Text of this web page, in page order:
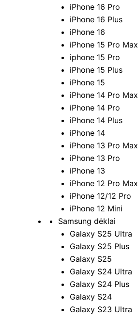
iPhone 16 Pro
iPhone 16 Plus
iPhone 16
iPhone 15 Pro Max
iphone 15 Pro
iPhone 15 Plus
iPhone 15
iPhone 14 Pro Max
iPhone 14 Pro
iPhone 14 Plus
iPhone 14
iPhone 13 Pro Max
iPhone 13 Pro
iPhone 13
iPhone 12 Pro Max
iPhone 12/12 Pro
iPhone 12 Mini
Samsung dėklai
Galaxy S25 Ultra
Galaxy S25 Plus
Galaxy S25
Galaxy S24 Ultra
Galaxy S24 Plus
Galaxy S24
Galaxy S23 Ultra